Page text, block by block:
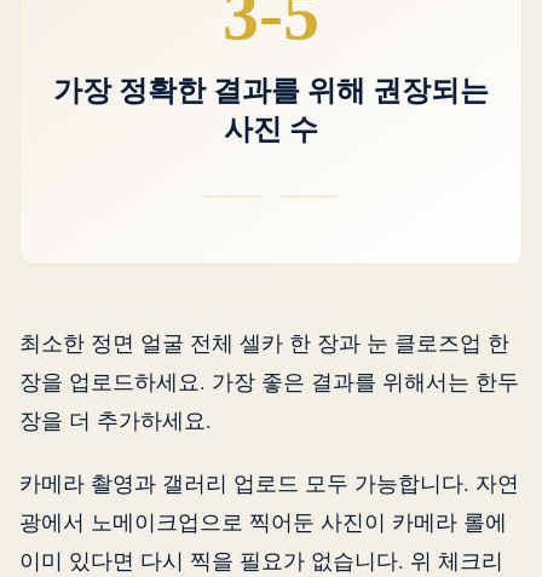
가장 정확한 결과를 위해 권장되는
사진 수
최소한 정면 얼굴 전체 셀카 한 장과 눈 클로즈업 한
장을 업로드하세요. 가장 좋은 결과를 위해서는 한두
장을 더 추가하세요.
카메라 촬영과 갤러리 업로드 모두 가능합니다. 자연
광에서 노메이크업으로 찍어둔 사진이 카메라 롤에
이미 있다면 다시 찍을 필요가 없습니다. 위 체크리